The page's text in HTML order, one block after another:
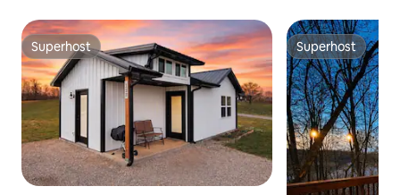
Superhost
Superhost Superhost
Superhost